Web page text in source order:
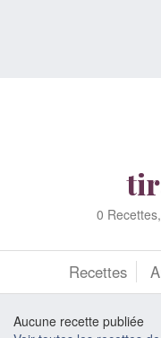
0
Recettes
Aucune recette publiée